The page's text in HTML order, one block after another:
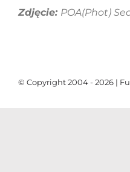
Zdjęcie: POA(Phot)
© Copyright 2004 - 2026 |